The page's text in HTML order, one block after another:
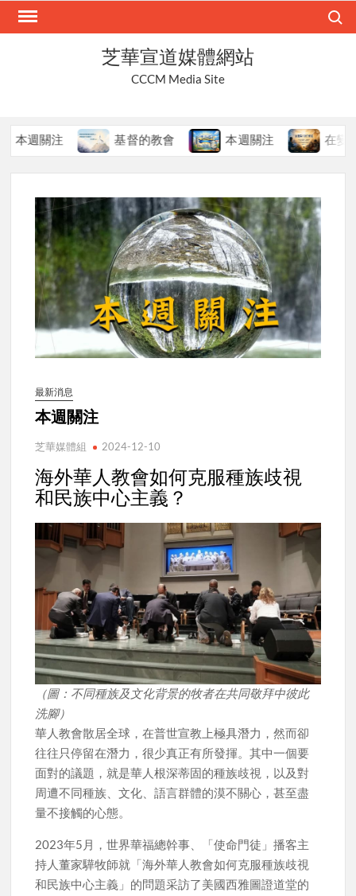
Skip
芝華宣道媒體網站
CCCM Media Site
關注 基督的教會 本週關注 在變局中
最新消息
本週關注
芝華媒體組 2024-12-10
海外華人教會如何克服種族歧視
和民族中心主義？
（圖：不同種族及文化背景的牧者在共同敬拜中彼此
洗腳）
華人教會散居全球，在普世宣教上極具潛力，然而卻
往往只停留在潛力，很少真正有所發揮。其中一個要
面對的議題，就是華人根深蒂固的種族歧視，以及對
周遭不同種族、文化、語言群體的漠不關心，甚至盡
量不接觸的心態。
2023年5月，世界華福總幹事、「使命門徒」播客主
持人董家驊牧師就「海外華人教會如何克服種族歧視
和民族中心主義」的問題采訪了美國西雅圖證道堂的